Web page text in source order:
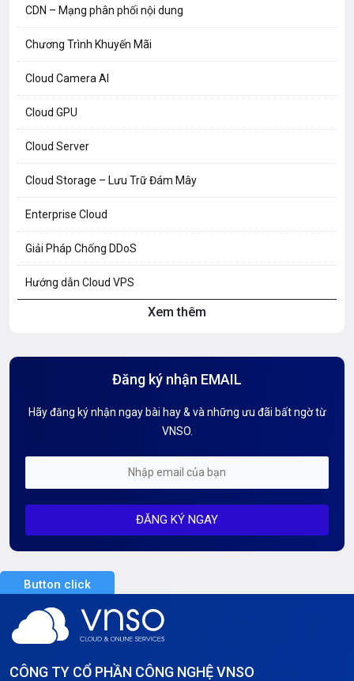
CDN – Mạng phân phối nội dung
Chương Trình Khuyến Mãi
Cloud Camera AI
Cloud GPU
Cloud Server
Cloud Storage – Lưu Trữ Đám Mây
Enterprise Cloud
Giải Pháp Chống DDoS
Hướng dẫn Cloud VPS
Hướng dẫn Tên miền
Kiến thức AI
Mỗi tuần 01 Server
Server Dedicated (Máy chủ riêng)
Server GPU
Server Windows
Xem thêm
Đăng ký nhận EMAIL
Hãy đăng ký nhận ngay bài hay & và những ưu đãi bất ngờ từ
VNSO.
ĐĂNG KÝ NGAY
Button click
CÔNG TY CỔ PHẦN CÔNG NGHỆ VNSO